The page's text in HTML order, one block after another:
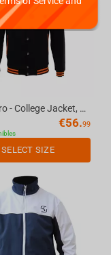
Virtus.pro - College Jacket, XS
€56.99
SELECT SIZE